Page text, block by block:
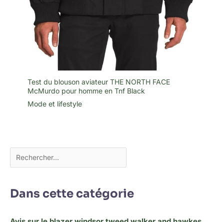
Test du blouson aviateur THE NORTH FACE
McMurdo pour homme en Tnf Black
Mode et lifestyle
Dans cette catégorie